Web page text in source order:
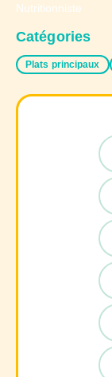
Catégories
Plats principaux